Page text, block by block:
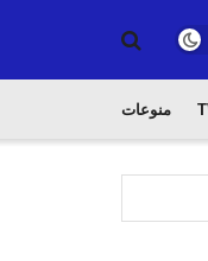
منوعات